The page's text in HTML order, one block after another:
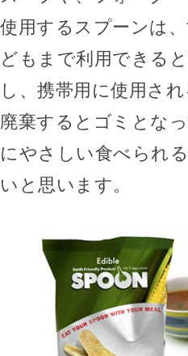
使用するスプーンは
どもまで利用できる
し、携帯用に使用さ
廃棄するとゴミとな
にやさしい食べられ
いと思います。